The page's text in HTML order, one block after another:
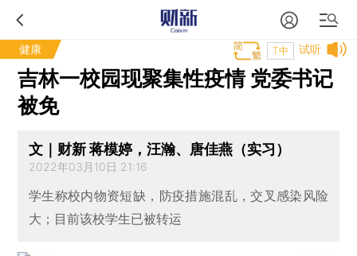
健康 试听
T中
吉林一校园现聚集性疫情 党委书记
被免
文｜财新 蒋模婷，汪瀚、唐佳燕（实习）
2022年03月10日 21:16
学生称校内物资短缺，防疫措施混乱，交叉感染风险
大；目前该校学生已被转运